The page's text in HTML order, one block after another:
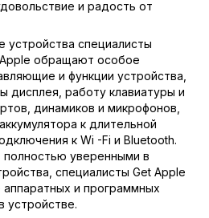
и радость от
устройства специалисты
обращают особое
и функции устройства,
дисплея, работу клавиатуры и
динамиков и микрофонов,
к длительной
к Wi -Fi и Bluetooth.
уверенными в
специалисты Get Apple
и программных
устройстве.